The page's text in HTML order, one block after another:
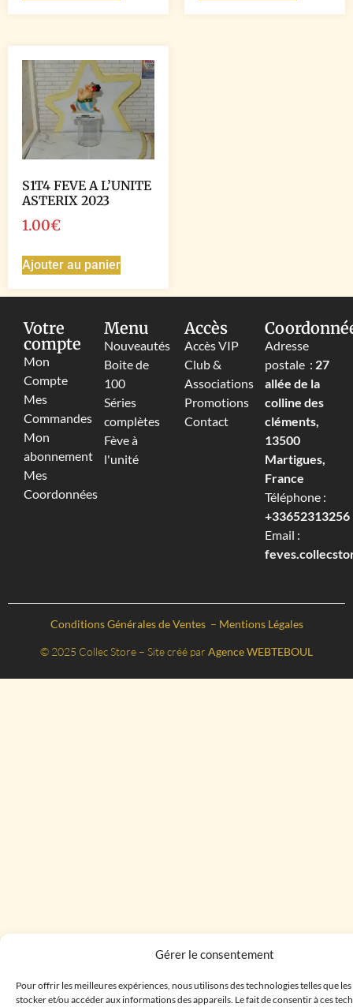
Gérer le consentement
Pour offrir les meilleures expériences, nous utilisons des technologies telles que
stocker et/ou accéder aux informations des appareils. Le fait de consentir à ces
S1T4 FEVE A L’UNITE
ASTERIX 2023
1.00€
Ajouter au panier
Votre
compte
Mon
Compte
Mes
Commandes
Mon
abonnement
Mes
Coordonnées
Menu
Nouveautés
Boite de
100
Séries
complètes
Fève à
l'unité
Accès
Accès VIP
Club &
Associations
Promotions
Contact
Adresse
postale : 27
allée de la
colline des
cléments,
13500
Martigues,
France
Téléphone :
+33652313256‬
Email :
Conditions Générales de Ventes – Mentions Légales
© 2025 Collec Store – Site créé par Agence WEBTEBOUL